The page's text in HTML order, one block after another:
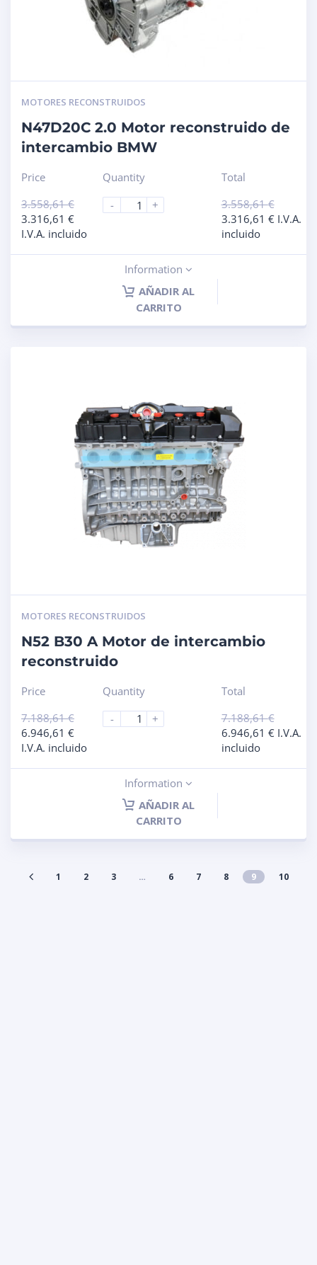
MOTORES RECONSTRUIDOS
N47D20C 2.0 Motor reconstruido de
intercambio BMW
Price
3.558,61€
3.316,61 €
I.V.A. incluido
Quantity
-
+
Total
3.558,61€
3.316,61 € I.V.A.
incluido
Information
AÑADIR AL
CARRITO
MOTORES RECONSTRUIDOS
N52 B30 A Motor de intercambio
reconstruido
Price
7.188,61€
6.946,61 €
I.V.A. incluido
Quantity
-
+
Total
7.188,61€
6.946,61 € I.V.A.
incluido
Information
AÑADIR AL
CARRITO
1 2 3 … 6 7 8 9 10